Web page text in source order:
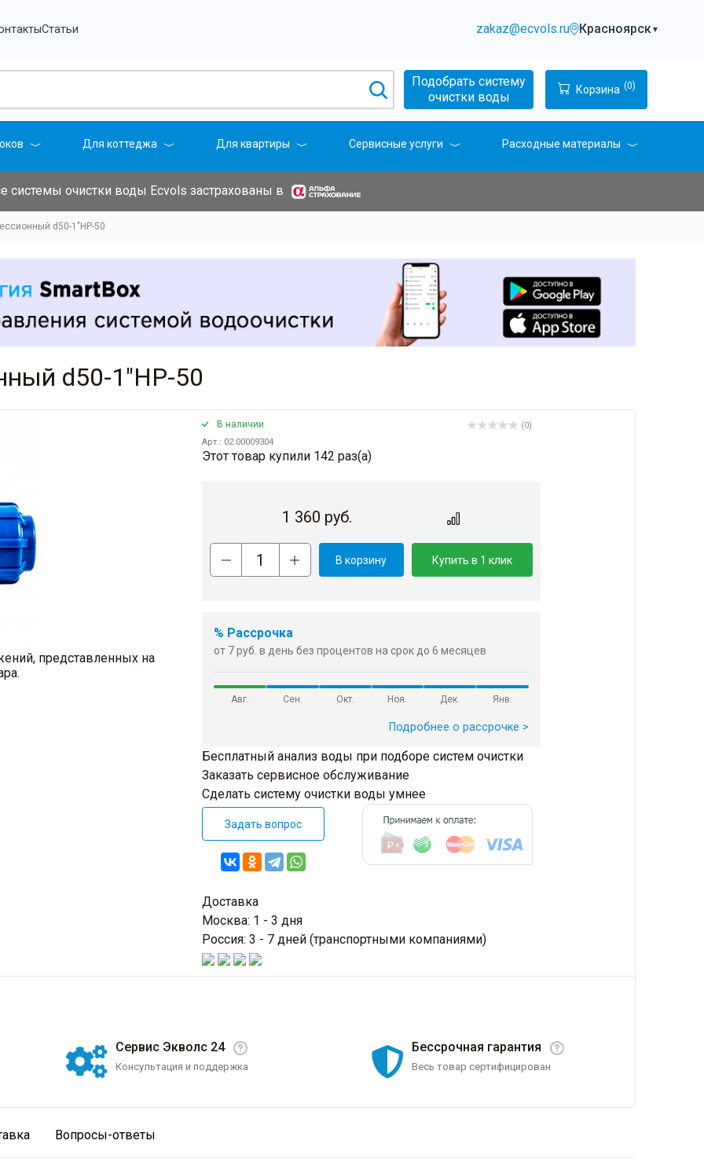
Статьи zakaz@ecvols.ru Красноярск▼
Подобрать систему
очистки воды
Корзина (0)
Для коттеджа Для квартиры Сервисные услуги Расходные материалы
системы очистки воды Ecvols застрахованы в
d50-1"НР-50
d50-1"НР-50
представленных на
В наличии
Арт.: 02.00009304
(0)
Этот товар купили 142 раз(a)
1 360 руб.
В корзину Купить в 1 клик
% Рассрочка
от 7 руб. в день без процентов на срок до 6 месяцев
Авг. Сен. Окт. Ноя. Дек. Янв.
Подробнее о рассрочке >
Бесплатный анализ воды при подборе систем очистки
Заказать сервисное обслуживание
Сделать систему очистки воды умнее
Задать вопрос
Доставка
Москва: 1 - 3 дня
Россия: 3 - 7 дней (транспортными компаниями)
Сервис Экволс 24
Консультация и поддержка
Бессрочная гарантия
Весь товар сертифицирован
Вопросы-ответы